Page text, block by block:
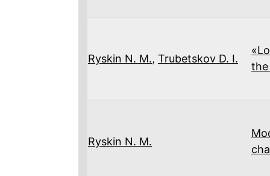
Ryskin N. M., Trubetskov D. I.
Ryskin N. M.